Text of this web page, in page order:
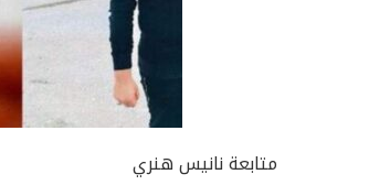
متابعة نانيس هنري